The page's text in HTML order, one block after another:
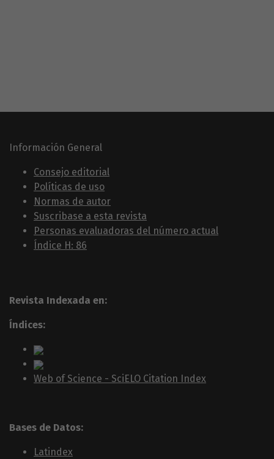
Información General
Consejo editorial
Políticas de uso
Normas de autor
Suscribase a esta revista
Personas evaluadoras del número actual
Índice H: 86
Revista Indexada en:
Índices:
Web of Science - SciELO Citation Index
Bases de Datos:
Latindex